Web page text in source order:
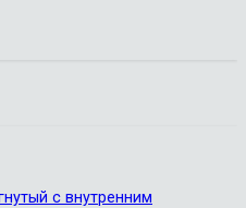
с внутренним